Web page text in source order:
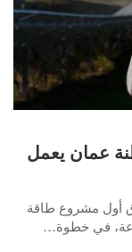
عمان يعمل
أول مشروع طاقة
في خطوة…